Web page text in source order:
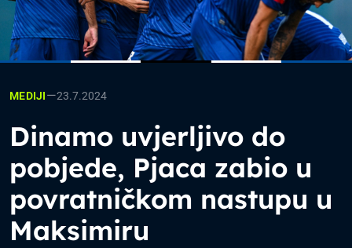
MEDIJI—23.7.2024
Dinamo uvjerljivo do
pobjede, Pjaca zabio u
povratničkom nastupu u
Maksimiru